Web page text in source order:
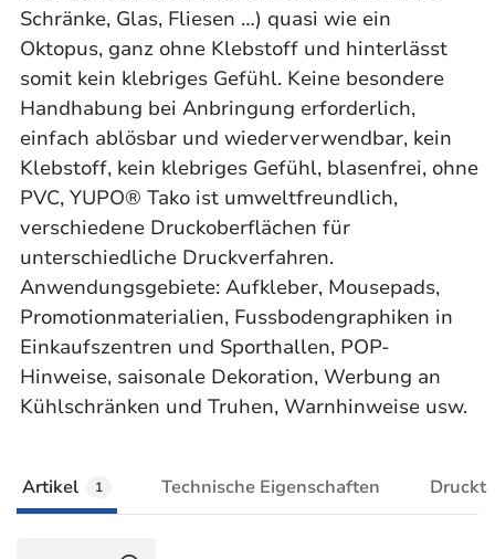
Schränke, Glas, Fliesen …) quasi wie ein
Oktopus, ganz ohne Klebstoff und hinterlässt
somit kein klebriges Gefühl. Keine besondere
Handhabung bei Anbringung erforderlich,
einfach ablösbar und wiederverwendbar, kein
Klebstoff, kein klebriges Gefühl, blasenfrei, ohne
PVC, YUPO® Tako ist umweltfreundlich,
verschiedene Druckoberflächen für
unterschiedliche Druckverfahren.
Anwendungsgebiete: Aufkleber, Mousepads,
Promotionmaterialien, Fussbodengraphiken in
Einkaufszentren und Sporthallen, POP-
Hinweise, saisonale Dekoration, Werbung an
Kühlschränken und Truhen, Warnhinweise usw.
Artikel 1 Technische Eigenschaften